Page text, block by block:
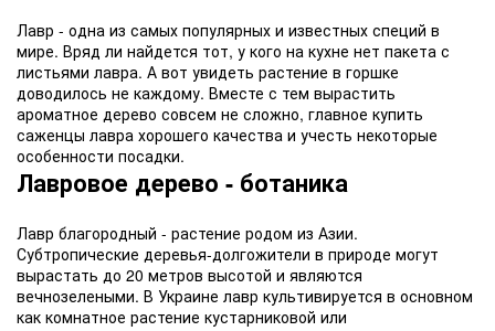
Лавр - одна из самых популярных и известных специй в
мире. Вряд ли найдется тот, у кого на кухне нет пакета с
листьями лавра. А вот увидеть растение в горшке
доводилось не каждому. Вместе с тем вырастить
ароматное дерево совсем не сложно, главное купить
саженцы лавра хорошего качества и учесть некоторые
особенности посадки.
Лавровое дерево - ботаника
Лавр благородный - растение родом из Азии.
Субтропические деревья-долгожители в природе могут
вырастать до 20 метров высотой и являются
вечнозелеными. В Украине лавр культивируется в основном
как комнатное растение кустарниковой или